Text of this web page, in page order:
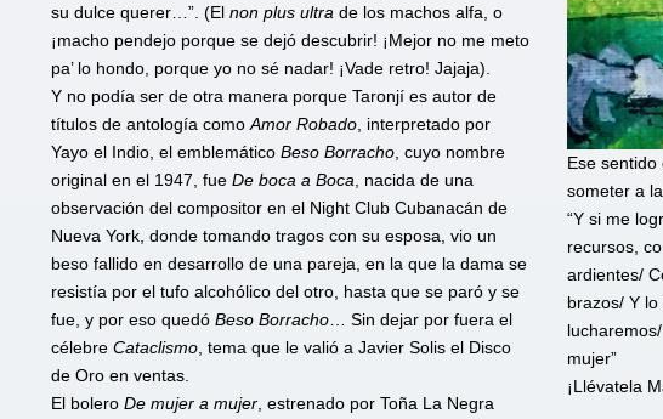
su dulce querer…”. (El non plus ultra de los machos alfa, o
¡macho pendejo porque se dejó descubrir! ¡Mejor no me meto
pa’ lo hondo, porque yo no sé nadar! ¡Vade retro! Jajaja).
Y no podía ser de otra manera porque Taronjí es autor de
títulos de antología como Amor Robado , interpretado por
Yayo el Indio, el emblemático Beso Borracho , cuyo nombre
original en el 1947, fue De boca a Boca , nacida de una
observación del compositor en el Night Club Cubanacán de
Nueva York, donde tomando tragos con su esposa, vio un
beso fallido en desarrollo de una pareja, en la que la dama se
resistía por el tufo alcohólico del otro, hasta que se paró y se
fue, y por eso quedó Beso Borracho … Sin dejar por fuera el
célebre Cataclismo , tema que le valió a Javier Solis el Disco
de Oro en ventas.
El bolero De mujer a mujer , estrenado por Toña La Negra
Ese
someter a
“Y si me
recursos,
ardientes/
brazos/ Y
mujer”
¡Llévatela